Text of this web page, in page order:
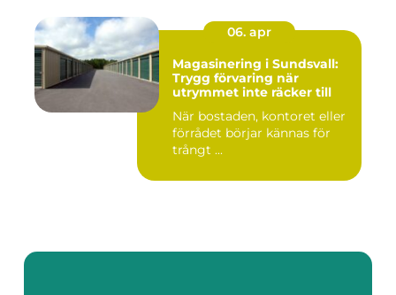
06. apr
Magasinering i Sundsvall:
Trygg förvaring när
utrymmet inte räcker till
När bostaden, kontoret eller
förrådet börjar kännas för
trångt ...